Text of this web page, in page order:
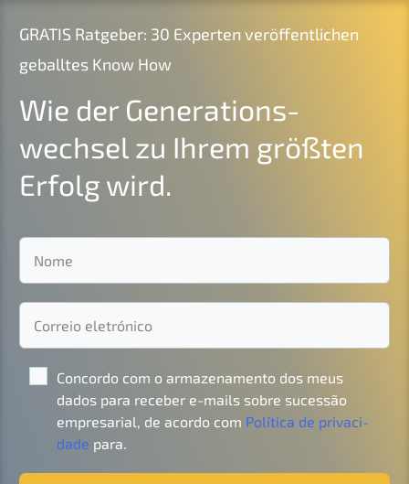
GRATIS Ratge­ber: 30 Exper­ten veröf­fent­li­chen
geball­tes Know How
Wie der Generations­
wechsel zu Ihrem größten
Erfolg wird.
Concordo com o armaze­na­men­to dos meus
dados para receber e-mails sobre suces­são
empre­sa­ri­al, de acordo com Políti­ca de priva­ci­
da­de para.